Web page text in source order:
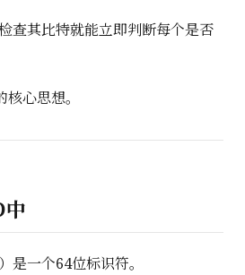
查其比特就能立即判断每个是否
心思想。
中
是一个64位标识符。